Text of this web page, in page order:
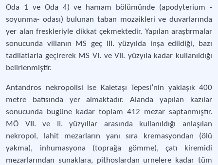
Oda 1 ve Oda 4) ve hamam bölümünde (apodyterium -
soyunma- odası) bulunan taban mozaikleri ve duvarlarında
yer alan freskleriyle dikkat çekmektedir. Yapılan araştırmalar
sonucunda villanın MS geç III. yüzyılda inşa edildiği, bazı
tadilatlarla geçirerek MS VI. ve VII. yüzyıla kadar kullanıldığı
belirlenmiştir.
Antandros nekropolisi ise Kaletaşı Tepesi’nin yaklaşık 400
metre batısında yer almaktadır. Alanda yapılan kazılar
sonucunda bugüne kadar toplam 412 mezar saptanmıştır.
MÖ VII. ve II. yüzyıllar arasında kullanıldığı anlaşılan
nekropol, lahit mezarların yanı sıra kremasyondan (ölü
yakma), inhumasyona (toprağa gömme), çatı kiremidi
mezarlarından sunaklara, pithoslardan urnelere kadar tüm